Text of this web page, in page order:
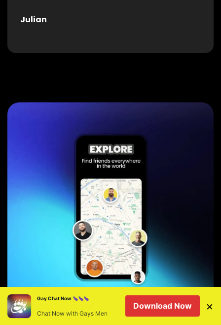
Julian
Gay Chat Now
Chat Now with Gays Men
Download Now ×